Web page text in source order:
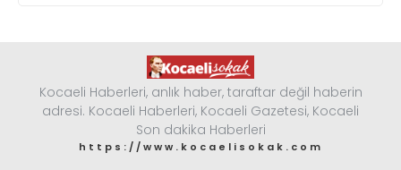
Kocaeli Haberleri, anlık haber, taraftar değil haberin
adresi. Kocaeli Haberleri, Kocaeli Gazetesi, Kocaeli
Son dakika Haberleri
https://www.kocaelisokak.com